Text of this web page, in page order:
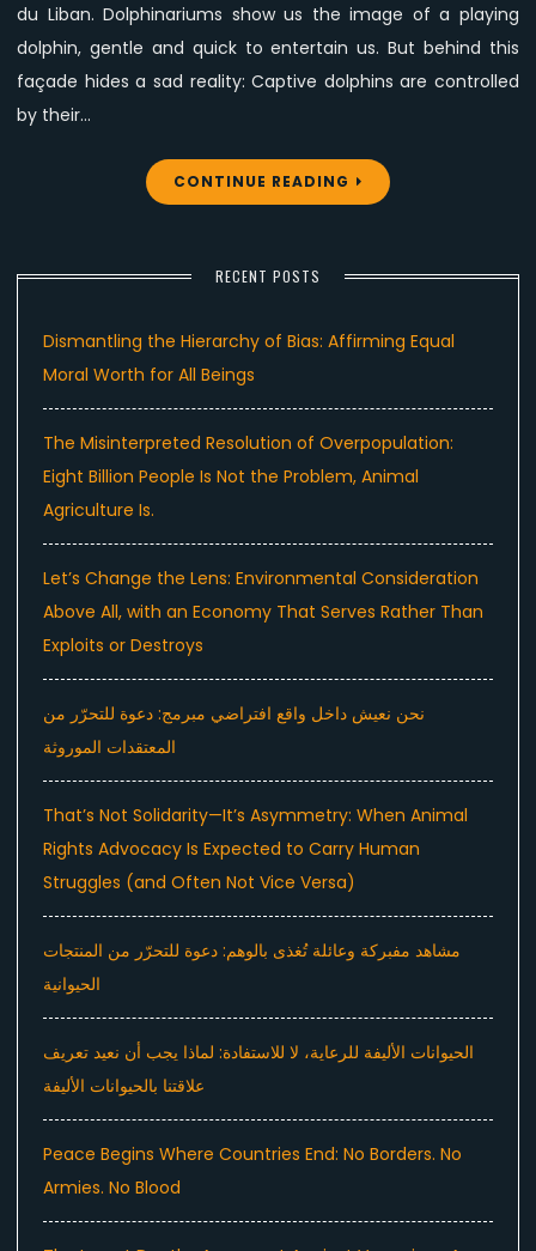
du Liban. Dolphinariums show us the image of a playing
dolphin, gentle and quick to entertain us. But behind this
façade hides a sad reality: Captive dolphins are controlled
by their…
CONTINUE READING
RECENT POSTS
Dismantling the Hierarchy of Bias: Affirming Equal
Moral Worth for All Beings
The Misinterpreted Resolution of Overpopulation:
Eight Billion People Is Not the Problem, Animal
Agriculture Is.
Let’s Change the Lens: Environmental Consideration
Above All, with an Economy That Serves Rather Than
Exploits or Destroys
نحن نعيش داخل واقع افتراضي مبرمج: دعوة للتحرّر من
المعتقدات الموروثة
That’s Not Solidarity—It’s Asymmetry: When Animal
Rights Advocacy Is Expected to Carry Human
Struggles (and Often Not Vice Versa)
مشاهد مفبركة وعائلة تُغذى بالوهم: دعوة للتحرّر من المنتجات
الحيوانية
الحيوانات الأليفة للرعاية، لا للاستفادة: لماذا يجب أن نعيد تعريف
علاقتنا بالحيوانات الأليفة
Peace Begins Where Countries End: No Borders. No
Armies. No Blood